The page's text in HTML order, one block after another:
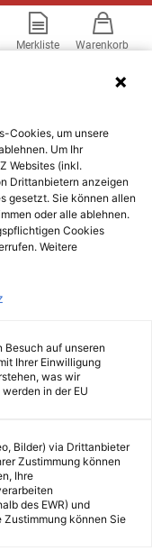
Merkliste Warenkorb
Cookies, um unsere
Um Ihr
Websites (inkl.
Drittanbietern anzeigen
gesetzt. Sie können allen
oder alle ablehnen.
Cookies
Weitere
Besuch auf unseren
Ihrer Einwilligung
was wir
in der EU
Bilder) via Drittanbieter
Zustimmung können
Ihre
des EWR) und
Zustimmung können Sie